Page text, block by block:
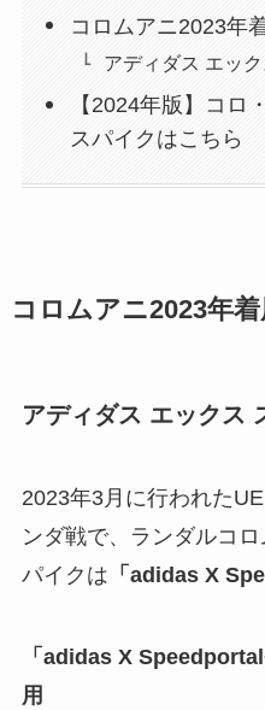
コロムアニ2023年
アディダス エッ
【2024年版】コロ
スパイクはこちら
コロムアニ2023年
アディダス エックス
2023年3月に行われた
ンダ戦で、ランダルコ
パイクは 「adidas X
「adidas X
用